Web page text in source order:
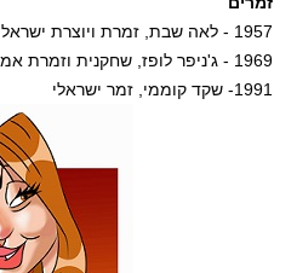
1957 - לאה שבת, זמרת ויוצרת ישראלית
1969 - ג'ניפר לופז, שחקנית וזמרת אמריקאית
1991- שקד קוממי, זמר ישראלי